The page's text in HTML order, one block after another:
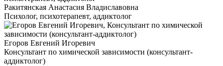
Ракитянская Анастасия Владиславовна
Психолог, психотерапевт, аддиктолог
Егоров Евгений Игоревич
Консультант по химической зависимости (консультант-
аддиктолог)